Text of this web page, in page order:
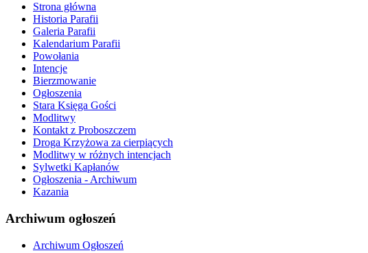
Strona główna
Historia Parafii
Galeria Parafii
Kalendarium Parafii
Powołania
Intencje
Bierzmowanie
Ogłoszenia
Stara Księga Gości
Modlitwy
Kontakt z Proboszczem
Droga Krzyżowa za cierpiących
Modlitwy w różnych intencjach
Sylwetki Kapłanów
Ogłoszenia - Archiwum
Kazania
Archiwum ogłoszeń
Archiwum Ogłoszeń